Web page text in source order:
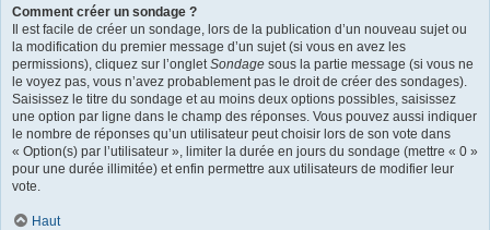
Comment créer un sondage ?
Il est facile de créer un sondage, lors de la publication d’un nouveau sujet ou
la modification du premier message d’un sujet (si vous en avez les
permissions), cliquez sur l’ongletSondage sous la partie message (si vous ne
le voyez pas, vous n’avez probablement pas le droit de créer des sondages).
Saisissez le titre du sondage et au moins deux options possibles, saisissez
une option par ligne dans le champ des réponses. Vous pouvez aussi indiquer
le nombre de réponses qu’un utilisateur peut choisir lors de son vote dans
« Option(s) par l’utilisateur », limiter la durée en jours du sondage (mettre « 0 »
pour une durée illimitée) et enfin permettre aux utilisateurs de modifier leur
vote.
Haut